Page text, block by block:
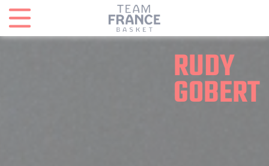
RUDY
GOBERT
Panneau de gestion des cookies